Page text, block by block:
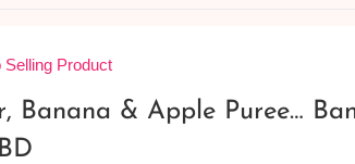
Selling Product
Banana & Apple Puree…